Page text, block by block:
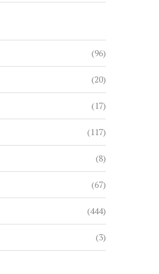
(96)
(20)
(17)
(117)
(8)
(67)
(444)
(3)